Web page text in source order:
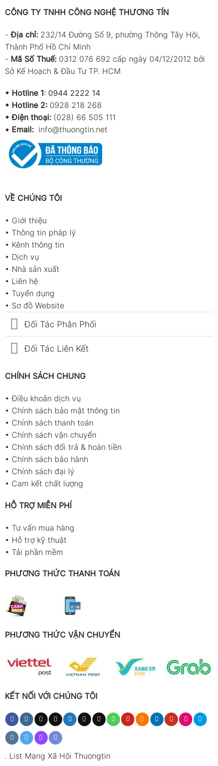
CÔNG TY TNHH CÔNG NGHỆ THƯƠNG TÍN
-Địa chỉ: 232/14 Đường Số 9, phường Thông Tây Hội,
Thành Phố Hồ Chí Minh
- Mã Số Thuế: 0312 076 692 cấp ngày 04/12/2012 bởi
Sở Kế Hoạch & Đầu Tư TP. HCM
• Hotline 1: 0944 2222 14
• Hotline 2: 0928 218 268
• Điện thoại: (028) 66 505 111
• Email: info@thuongtin.net
VỀ CHÚNG TÔI
• Giới thiệu
• Thông tin pháp lý
• Kênh thông tin
• Dịch vụ
• Nhà sản xuất
• Liên hệ
• Tuyển dụng
• Sơ đồ Website
Đối Tác Phân Phối
Đối Tác Liên Kết
CHÍNH SÁCH CHUNG
•Điều khoản dịch vụ
• Chính sách bảo mật thông tin
• Chính sách thanh toán
• Chính sách vận chuyển
• Chính sách đổi trả & hoàn tiền
• Chính sách bảo hành
• Chính sách đại lý
• Cam kết chất lượng
HỖ TRỢ MIỄN PHÍ
• Tư vấn mua hàng
• Hỗ trợ kỹ thuật
• Tải phần mềm
PHƯƠNG THỨC THANH TOÁN
PHƯƠNG THỨC VẬN CHUYỂN
KẾT NỐI VỚI CHÚNG TÔI
. List Mạng Xã Hội Thuongtin